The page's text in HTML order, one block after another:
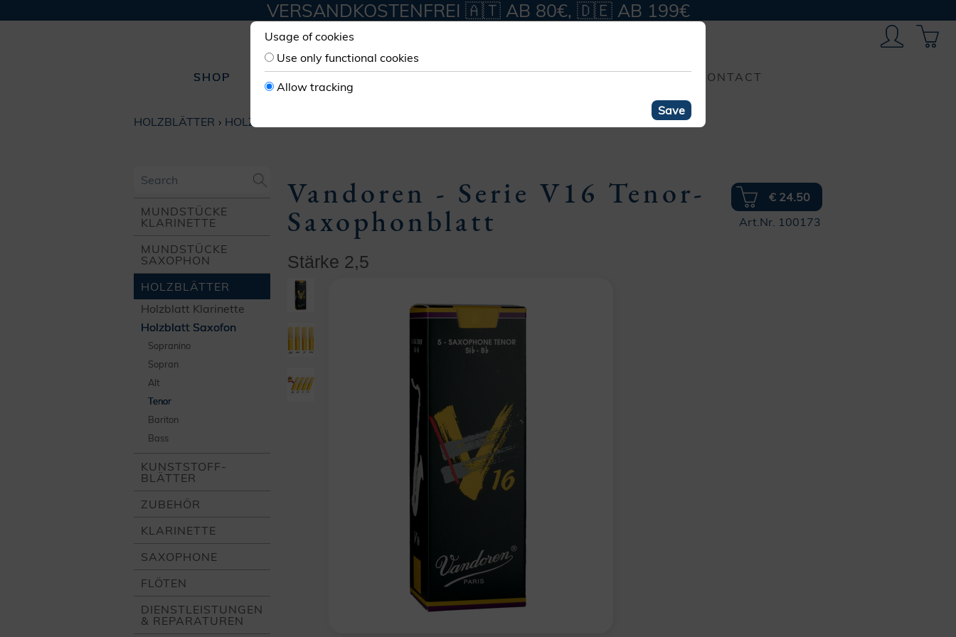
VERSANDKOSTENFREI 🇦🇹 AB 80€, 🇩🇪 AB 199€
SHOP CONTACT
HOLZ­BLÄTTER HOLZBLATT SAXOFON
MUNDSTÜCKE
KLARINETTE
MUNDSTÜCKE
SAXOPHON
HOLZ­BLÄTTER
Holzblatt Klarinette
Holzblatt Saxofon
Sopranino
Sopran
Alt
Tenor
Bariton
Bass
KUNSTSTOFF­
BLÄTTER
ZUBEHÖR
KLARINETTE
SAXOPHONE
FLÖTEN
DIENST­LEISTUNGEN
& REPARATUREN
€ 24.50
Art.Nr. 100173
Vandoren - Serie V16 Tenor-
Saxophonblatt
Stärke 2,5
Usage of cookies
Use only functional cookies
Allow tracking
Save